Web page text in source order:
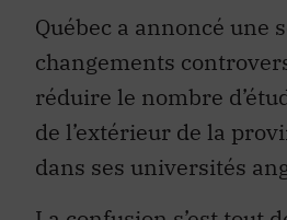
Québec a annoncé une
changements
réduire le nombre
de l’extérieur de la
dans ses universités
La confusion s’est tout